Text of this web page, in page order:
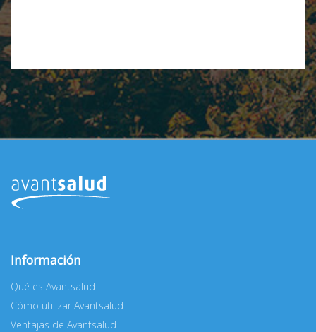
Información
Qué es Avantsalud
Cómo utilizar Avantsalud
Ventajas de Avantsalud